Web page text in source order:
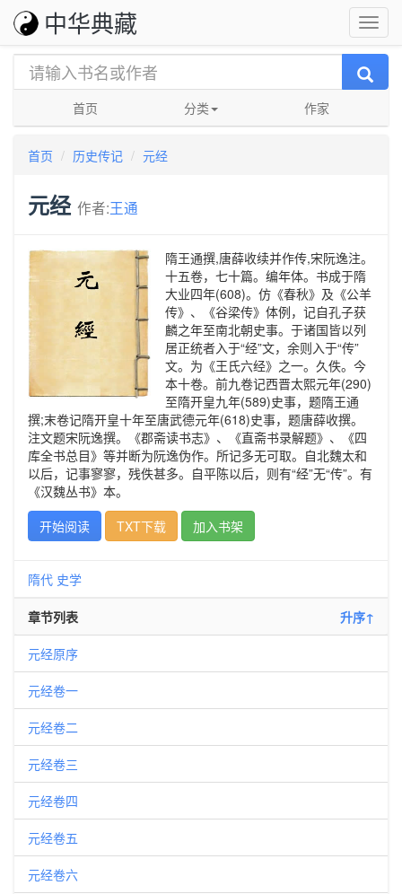
中华典藏
首页 分类 作家
首页 历史传记 元经
元经 作者:王通
隋王通撰,唐薛收续并作传,宋阮逸注。
十五卷，七十篇。编年体。书成于隋
大业四年(608)。仿《春秋》及《公羊
传》、《谷梁传》体例，记自孔子获
麟之年至南北朝史事。于诸国皆以列
居正统者入于“经”文，余则入于“传”
文。为《王氏六经》之一。久佚。今
本十卷。前九卷记西晋太熙元年(290)
至隋开皇九年(589)史事，题隋王通
撰;末卷记隋开皇十年至唐武德元年(618)史事，题唐薛收撰。
注文题宋阮逸撰。《郡斋读书志》、《直斋书录解题》、《四
库全书总目》等并断为阮逸伪作。所记多无可取。自北魏太和
以后，记事寥寥，残佚甚多。自平陈以后，则有“经”无“传”。有
《汉魏丛书》本。
开始阅读
TXT下载 加入书架
隋代 史学
章节列表 升序↑
元经原序
元经卷一
元经卷二
元经卷三
元经卷四
元经卷五
元经卷六